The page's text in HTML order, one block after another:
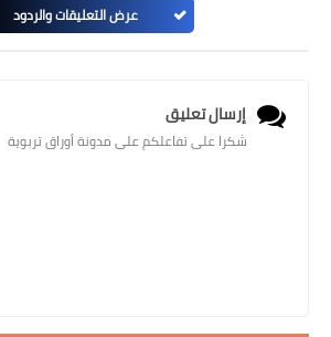
عرض التعليقات والردود
إرسال تعليق
شكرا على تفاعلكم على مدونة أوراق تربوية